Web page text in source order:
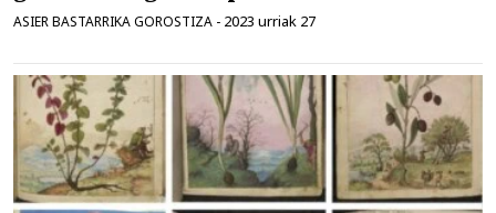
ASIER BASTARRIKA GOROSTIZA - 2023 urriak 27